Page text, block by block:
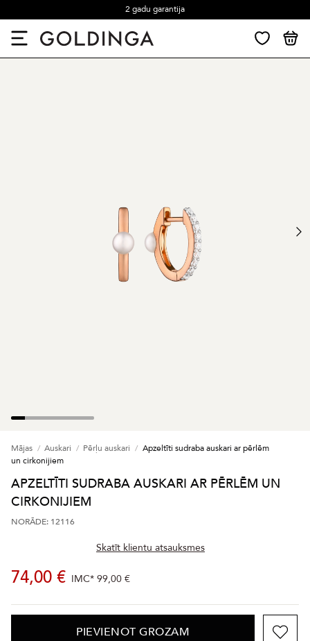
2 gadu garantija
Mājas Auskari Pērļu auskari
Apzeltīti sudraba auskari ar pērlēm
un cirkonijiem
APZELTĪTI SUDRABA AUSKARI AR PĒRLĒM UN
CIRKONIJIEM
NORĀDE: 12116
Skatīt klientu atsauksmes
74,00 € IMC* 99,00 €
PIEVIENOT GROZAM